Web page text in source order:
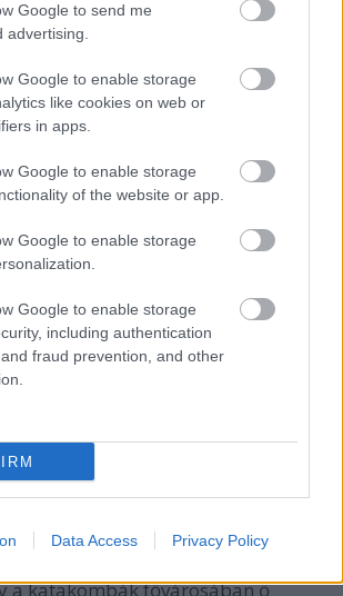
Google to send me
advertising.
Google to enable storage
like cookies on web or
in apps.
Google to enable storage
of the website or app.
Google to enable storage
Google to enable storage
including authentication
fraud prevention, and other
Data Access Privacy Policy
víz
minden halhatatlan tud Izaráról.
a Liga beidézi Arit.
a katakombák fővárosában ő